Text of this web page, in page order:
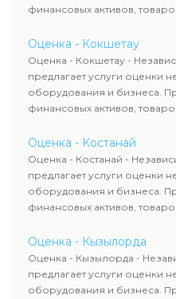
финансовых активов,
оценка животных и
определяют рыночную
рассчитывают ущерб. Все
требованиям
сделок, кредитования и
Оценка - Кокшетау
Оценка - Кокшетау -
предлагает услуги оценки
оборудования и бизнеса.
финансовых активов,
оценка животных и
определяют рыночную
рассчитывают ущерб. Все
требованиям
сделок, кредитования и
Оценка - Костанай
Оценка - Костанай -
предлагает услуги оценки
оборудования и бизнеса.
финансовых активов,
оценка животных и
определяют рыночную
рассчитывают ущерб. Все
требованиям
сделок, кредитования и
Оценка - Кызылорда
Оценка - Кызылорда -
предлагает услуги оценки
оборудования и бизнеса.